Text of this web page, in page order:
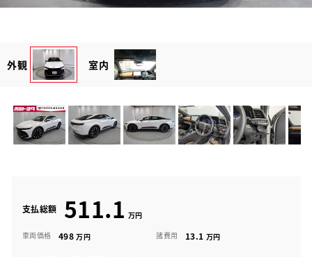
外観 室内
支払総額 511.1
車両価格 498 諸費用 13.1